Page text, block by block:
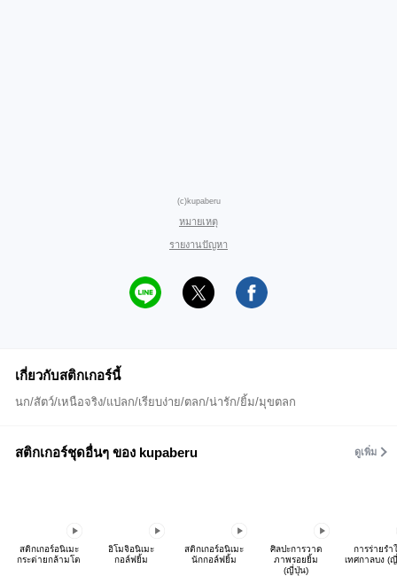
(c)kupaberu
หมายเหตุ
รายงานปัญหา
เกี่ยวกับสติกเกอร์นี้
นก/สัตว์/เหนือจริง/แปลก/เรียบง่าย/ตลก/น่ารัก/ยิ้ม/มุขตลก
สติกเกอร์ชุดอื่นๆ ของ kupaberu ดูเพิ่ม
สติกเกอร์อนิเมะ
กระต่ายกล้ามโต
อิโมจิอนิเมะ
กอล์ฟยิ้ม
สติกเกอร์อนิเมะ
นักกอล์ฟยิ้ม
ศิลปะการวาด
ภาพรอยยิ้ม
(ญี่ปุ่น)
การร่ายรำ
เทศกาลบง (